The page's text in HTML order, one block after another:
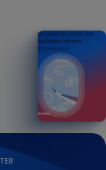
Un guide des droits des
passagers aériens
ÉDITION 2026